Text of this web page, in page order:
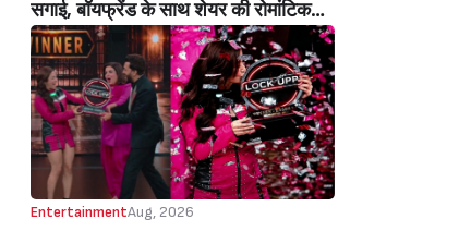
सगाई, बॉयफ्रेंड के साथ शेयर की रोमांटिक
तस्वीरें, लिखा इमोशनल नोट (Jiya Shankar
Gets Engaged To Boyfriend Kaaran
Dhanak, Shares Dreamy Photos
From The Proposal, Writes
Emotional Note)
EntertainmentAug, 2026